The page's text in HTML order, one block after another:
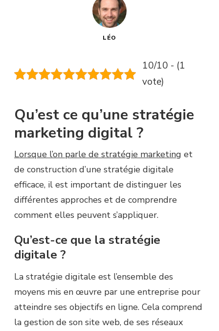
LÉO
10/10 - (1
vote)
Qu’est ce qu’une stratégie
marketing digital ?
Lorsque l’on parle de stratégie marketing et
de construction d’une stratégie digitale
efficace, il est important de distinguer les
différentes approches et de comprendre
comment elles peuvent s’appliquer.
Qu’est-ce que la stratégie
digitale ?
La stratégie digitale est l’ensemble des
moyens mis en œuvre par une entreprise pour
atteindre ses objectifs en ligne. Cela comprend
la gestion de son site web, de ses réseaux